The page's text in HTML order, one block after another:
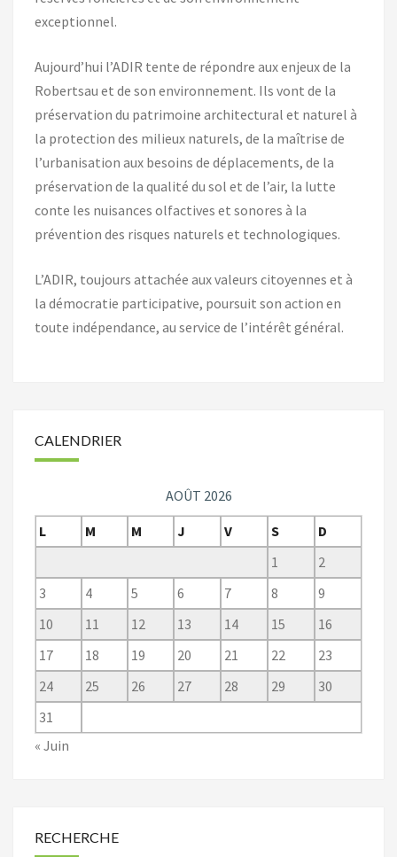
exceptionnel.
Aujourd’hui l’ADIR tente de répondre aux enjeux de la
Robertsau et de son environnement. Ils vont de la
préservation du patrimoine architectural et naturel à
la protection des milieux naturels, de la maîtrise de
l’urbanisation aux besoins de déplacements, de la
préservation de la qualité du sol et de l’air, la lutte
conte les nuisances olfactives et sonores à la
prévention des risques naturels et technologiques.
L’ADIR, toujours attachée aux valeurs citoyennes et à
la démocratie participative, poursuit son action en
toute indépendance, au service de l’intérêt général.
CALENDRIER
AOÛT 2026
L
M M J V S
D
1
2
3
4 5 6 7 8
9
10
11 12 13 14 15
16
17
18 19 20 21 22
23
24
25 26 27 28 29
30
31
« Juin
RECHERCHE